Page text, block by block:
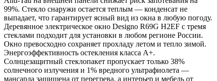
99%. Стекло снаружи остается теплым — конденсат не
выпадает, что гарантирует ясный вид из окна в любую погоду.
Деревянное электрическое окно Designo R69G H2EF с тремя
стеклами подходит для установки в любом регионе России.
Окно превосходно сохраняет прохладу летом и тепло зимой.
Энергоэффективность остекления класса A+.
Солнцезащитный стеклопакет пропускает только 38%
солнечного излучения и 1% вредного ультрафиолета —
мансарда защищена от перегрева, а интерьер и мебель от